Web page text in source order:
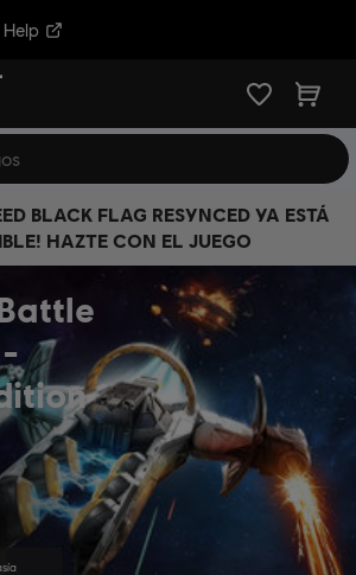
Help
BLACK FLAG RESYNCED YA ESTÁ
HAZTE CON EL JUEGO